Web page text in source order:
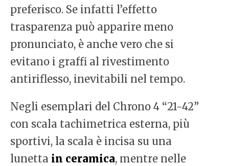
preferisco. Se infatti l’effetto
trasparenza può apparire meno
pronunciato, è anche vero che si
evitano i graffi al rivestimento
antiriflesso, inevitabili nel tempo.
Negli esemplari del Chrono 4 “21-42”
con scala tachimetrica esterna, più
sportivi, la scala è incisa su una
lunetta in ceramica, mentre nelle